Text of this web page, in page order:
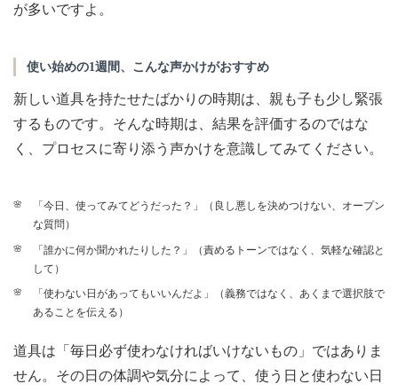
が多いですよ。
使い始めの1週間、こんな声かけがおすすめ
新しい道具を持たせたばかりの時期は、親も子も少し緊張
するものです。そんな時期は、結果を評価するのではな
く、プロセスに寄り添う声かけを意識してみてください。
「今日、使ってみてどうだった？」（良し悪しを決めつけない、オープン
な質問）
「誰かに何か聞かれたりした？」（責めるトーンではなく、気軽な確認と
して）
「使わない日があってもいいんだよ」（義務ではなく、あくまで選択肢で
あることを伝える）
道具は「毎日必ず使わなければいけないもの」ではありま
せん。その日の体調や気分によって、使う日と使わない日